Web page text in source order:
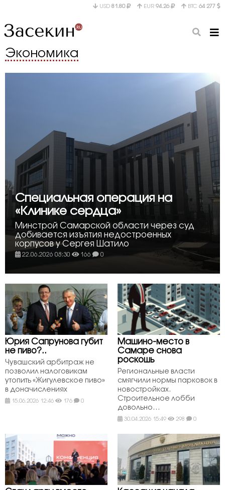
USD 81.80 EUR 94.26 BTC 64 277
Экономика
Специальная операция на
«Клинике сердца»
Минстрой Самарской области через суд
добивается изъятия недостроенных
корпусов у Сергея Шатило
22.06.2026 08:30 166 0
Юрия Сапрунова губит
не пиво?..
Чувашский арбитраж не
позволил налоговикам
утопить «Жигулевское пиво»
в доначислениях
15.06.2026 12:46 176 0
Машино-место в
Самаре снова
роскошь
Региональные власти
смягчили нормы парковок в
новостройках.
Строительное лобби
довольно…
30.04.2026 15:49 298 0